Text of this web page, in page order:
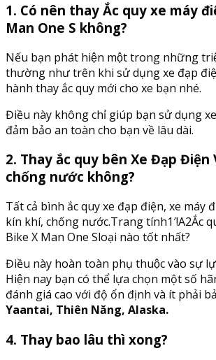
1. Có nên thay Ắc quy xe máy
Man One S không?
Nếu bạn phát hiện một trong những
thường như trên khi sử dụng xe đạp
hành thay ắc quy mới cho xe bạn nhé.
Điều này không chỉ giúp bạn sử dụng
đảm bảo an toàn cho bạn về lâu dài.
2. Thay ắc quy bên Xe Đạp Điện
chống nước không?
Tất cả bình ắc quy xe đạp điện, xe máy
kín khí, chống nước.Trang tính1′!A2Ắc
Bike X Man One Sloại nào tốt nhất?
Điều này hoàn toàn phụ thuộc vào sự
Hiện nay bạn có thể lựa chọn một số
đánh giá cao với độ ổn định và ít phải
Yaantai, Thiên Năng, Alaska.
4. Thay bao lâu thì xong?